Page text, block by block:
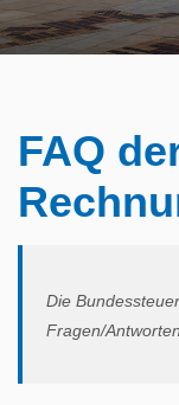
FAQ
Die
Fragen/